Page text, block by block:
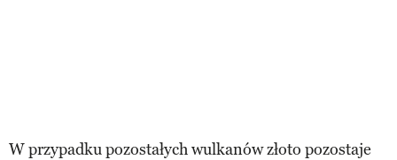
W przypadku pozostałych wulkanów złoto pozostaje